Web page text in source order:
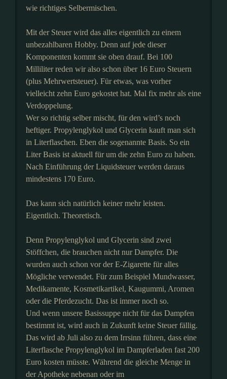
wie richtiges Selbermischen.
Mit der Steuer wird das alles eigentlich zu einem
unbezahlbaren Hobby. Denn auf jede dieser
Komponenten kommt sie oben drauf. Bei 100
Milliliter reden wir also schon über 16 Euro Steuern
(plus Mehrwertsteuer). Für etwas, was vorher
vielleicht zehn Euro gekostet hat. Mal fix mehr als eine
Verdoppelung.
Wer so richtig selber mischt, für den wird’s noch
heftiger. Propylenglykol und Glycerin kauft man sich
in Literflaschen. Eben die sogenannte Basis. So ein
Liter Basis ist aktuell für um die zehn Euro zu haben.
Nach Einführung der Liquidsteuer werden daraus
mindestens 170 Euro.
Das kann sich natürlich keiner mehr leisten.
Eigentlich. Theoretisch.
Denn Propylenglykol und Glycerin sind zwei
Stöffchen, die brauchen nicht nur Dampfer. Die
wurden auch schon vor der E-Zigarette für alles
Mögliche verwendet. Für zum Beispiel Mundwasser,
Medikamente, Kosmetikartikel, Kaugummi, Aromen
oder die Pferdezucht. Das ist immer noch so.
Und wenn unsere Basissuppe nicht für das Dampfen
bestimmt ist, wird auch in Zukunft keine Steuer fällig.
Das wird ab Juli also zu dem Irrsinn führen, dass eine
Literflasche Propylenglykol im Dampferladen fast 200
Euro kosten müsste. Während die gleiche Menge in
der Apotheke nebenan oder im